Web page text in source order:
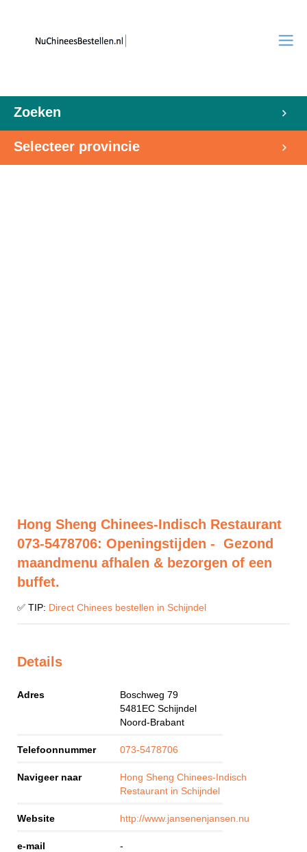
Zoeken
Selecteer provincie
Hong Sheng Chinees-Indisch Restaurant
073-5478706: Openingstijden - Gezond
maandmenu afhalen & bezorgen of een
buffet.
✅ TIP: Direct Chinees bestellen in Schijndel
Details
Adres
Boschweg 79
5481EC Schijndel
Noord-Brabant
Telefoonnummer 073-5478706
Navigeer naar
Hong Sheng Chinees-Indisch
Restaurant in Schijndel
Website http://www.jansenenjansen.nu
e-mail -